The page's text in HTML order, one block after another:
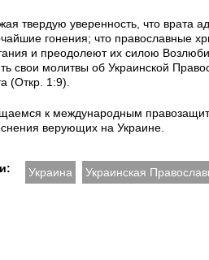
твердую уверенность, что врата
гонения; что православные
и преодолеют их силою
свои молитвы об Украинской
(Откр. 1:9).
к международным
верующих на Украине.
Украина Украинская